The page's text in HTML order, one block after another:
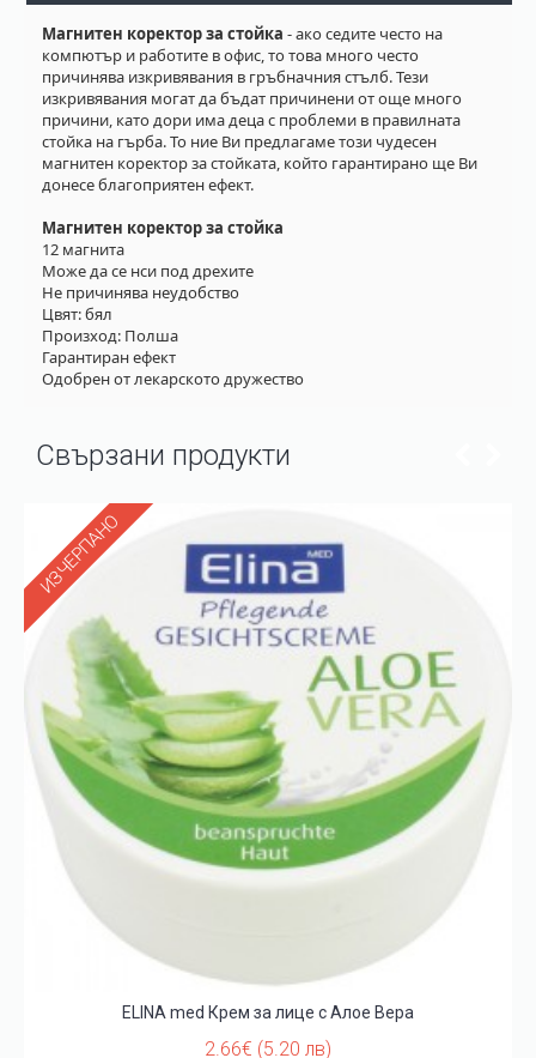
Магнитен коректор за стойка - ако седите често на
компютър и работите в офис, то това много често
причинява изкривявания в гръбначния стълб. Тези
изкривявания могат да бъдат причинени от още много
причини, като дори има деца с проблеми в правилната
стойка на гърба. То ние Ви предлагаме този чудесен
магнитен коректор за стойката, който гарантирано ще Ви
донесе благоприятен ефект.
Магнитен коректор за стойка
12 магнита
Може да се нси под дрехите
Не причинява неудобство
Цвят: бял
Произход: Полша
Гарантиран ефект
Одобрен от лекарското дружество
Свързани продукти
ИЗЧЕРПАНО
ELINA med Крем за лице с Алое Вера
2.66€ (5.20 лв)